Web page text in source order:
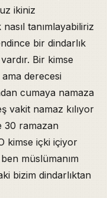
ikiniz
tanımlayabiliriz
bir dindarlık
Bir kimse
derecesi
cumaya namaza
vakit namaz kılıyor
30 ramazan
kimse içki içiyor
müslümanım
bizim dindarlıktan